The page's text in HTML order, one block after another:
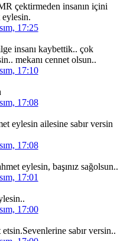
çektirmeden insanın içini
17:25
insanı kaybettik.. çok
mekanı cennet olsun..
17:10
17:08
eylesin ailesine sabır versin
17:08
eylesin, başınız sağolsun..
17:01
17:00
sabır versin..